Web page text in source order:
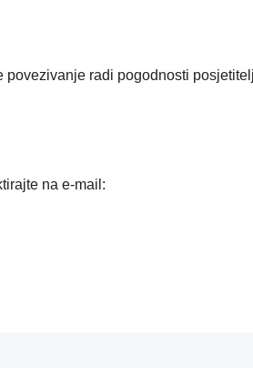
radi pogodnosti
na e-mail: